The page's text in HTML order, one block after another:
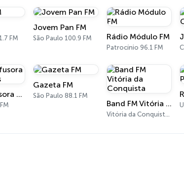
FM
Jovem Pan FM
São Paulo 100.9 FM Rádio Módulo FM
Patrocínio 96.1 FM
Rádio Difusora FM Manaus
Gazeta FM
São Paulo 88.1 FM
Band FM Vitória da Conquista
Vitória da Conquista 99.1 FM